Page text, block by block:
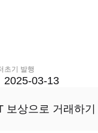
초기 발행
2025-03-13
보상으로 거래하기